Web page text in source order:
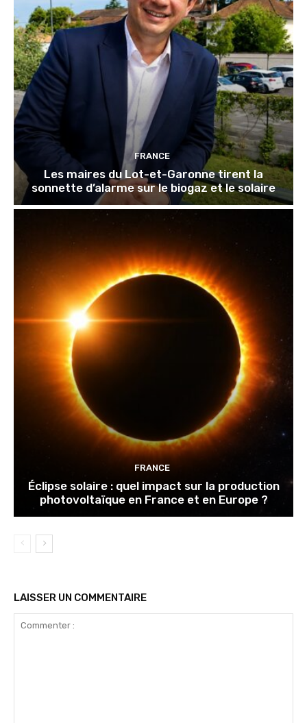
FRANCE
Les maires du Lot-et-Garonne tirent la
sonnette d’alarme sur le biogaz et le solaire
FRANCE
Éclipse solaire : quel impact sur la production
photovoltaïque en France et en Europe ?
LAISSER UN COMMENTAIRE